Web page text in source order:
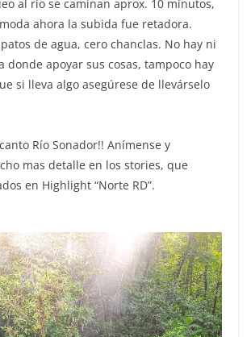
al río se caminan aprox. 10 minutos,
ahora la subida fue retadora.
de agua, cero chanclas. No hay ni
donde apoyar sus cosas, tampoco hay
si lleva algo asegúrese de llevárselo
Río Sonador!! Anímense y
mas detalle en los stories, que
en Highlight “Norte RD”.
de